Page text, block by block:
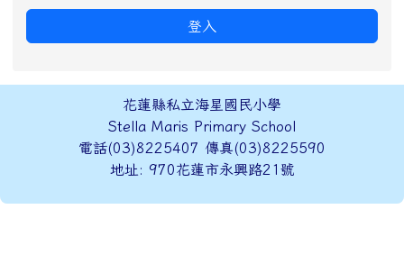
登入
頁尾區域內容花蓮縣私立海星國民小學
Stella Maris Primary School
電話(03)8225407 傳真(03)8225590
地址: 970花蓮市永興路21號